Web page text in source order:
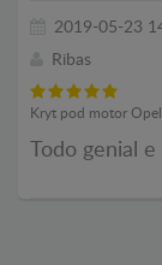
2019-05-23
Ribas
Kryt pod motor
Todo genial